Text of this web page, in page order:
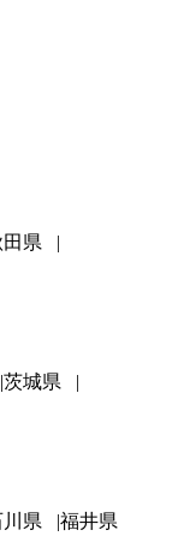
県
茨城県
県 福井県